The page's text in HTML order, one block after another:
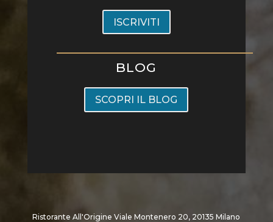
ISCRIVITI
BLOG
SCOPRI IL BLOG
Ristorante All'Origine Viale Montenero 20, 20135 Milano